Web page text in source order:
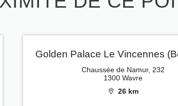
Golden Palace Le Vincennes
Chaussée de Namur, 232
1300 Wavre
26 km